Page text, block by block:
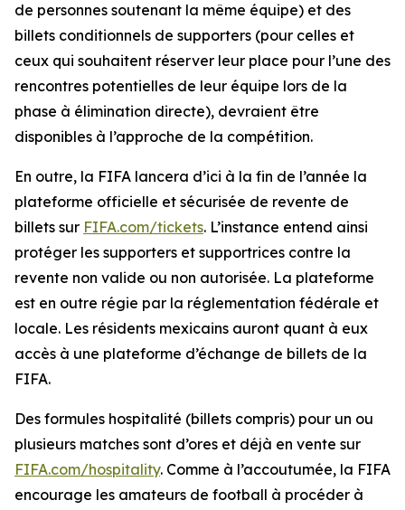
de personnes soutenant la même équipe) et des
billets conditionnels de supporters (pour celles et
ceux qui souhaitent réserver leur place pour l’une des
rencontres potentielles de leur équipe lors de la
phase à élimination directe), devraient être
disponibles à l’approche de la compétition.
En outre, la FIFA lancera d’ici à la fin de l’année la
plateforme officielle et sécurisée de revente de
billets sur FIFA.com/tickets. L’instance entend ainsi
protéger les supporters et supportrices contre la
revente non valide ou non autorisée. La plateforme
est en outre régie par la réglementation fédérale et
locale. Les résidents mexicains auront quant à eux
accès à une plateforme d’échange de billets de la
FIFA.
Des formules hospitalité (billets compris) pour un ou
plusieurs matches sont d’ores et déjà en vente sur
FIFA.com/hospitality. Comme à l’accoutumée, la FIFA
encourage les amateurs de football à procéder à